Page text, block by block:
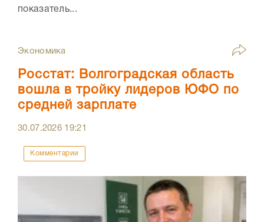
показатель...
Экономика
Росстат: Волгоградская область
вошла в тройку лидеров ЮФО по
средней зарплате
30.07.2026 19:21
Комментарии